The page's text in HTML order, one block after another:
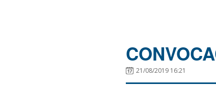
21/08/2019 16:21